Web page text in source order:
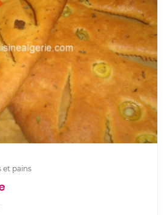
et pains